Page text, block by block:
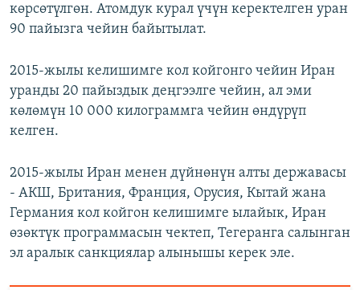
көрсөтүлгөн. Атомдук курал үчүн керектелген уран
90 пайызга чейин байытылат.
2015-жылы келишимге кол койгонго чейин Иран
уранды 20 пайыздык деңгээлге чейин, ал эми
көлөмүн 10 000 килограммга чейин өндүрүп
келген.
2015-жылы Иран менен дүйнөнүн алты державасы
- АКШ, Британия, Франция, Орусия, Кытай жана
Германия кол койгон келишимге ылайык, Иран
өзөктүк программасын чектеп, Тегеранга салынган
эл аралык санкциялар алынышы керек эле.